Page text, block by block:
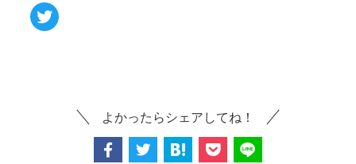
Twitter
よかったらシェアしてね！